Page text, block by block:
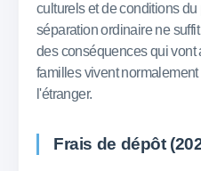
culturels et de conditions
séparation ordinaire ne
des conséquences qui vont
familles vivent
l'étranger.
Frais de dépôt